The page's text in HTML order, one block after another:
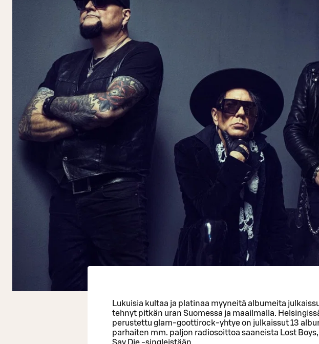
Lukuisia kultaa ja platinaa myyneitä albumeita
tehnyt pitkän uran Suomessa ja maailmalla.
perustettu glam-goottirock-yhtye on julkaissut 13
parhaiten mm. paljon radiosoittoa saaneista Lost